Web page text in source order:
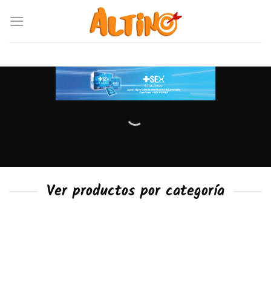
Ver productos por categoría